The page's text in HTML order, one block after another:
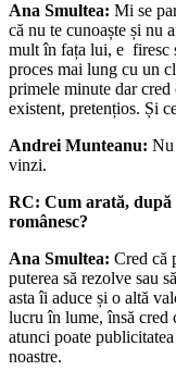
Ana Smultea: Mi se
că nu te cunoaște și nu
mult în fața lui, e firesc
proces mai lung cu un
primele minute dar cred
existent, pretențios. Și
Andrei Munteanu: Nu
vinzi.
RC: Cum arată,
românesc?
Ana Smultea: Cred că
puterea să rezolve sau
asta îi aduce și o altă
lucru în lume, însă cred
atunci poate
noastre.